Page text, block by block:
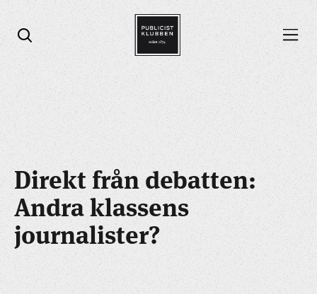
Öppna sök
Öppna menyn
Direkt från debatten:
Andra klassens
journalister?